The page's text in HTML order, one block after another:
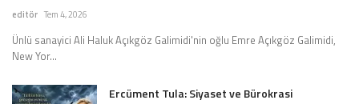
editör Tem 4, 2026
Ünlü sanayici Ali Haluk Açıkgöz Galimidi'nin oğlu Emre Açıkgöz Galimidi,
New Yor...
Ercüment Tula: Siyaset ve Bürokrasi